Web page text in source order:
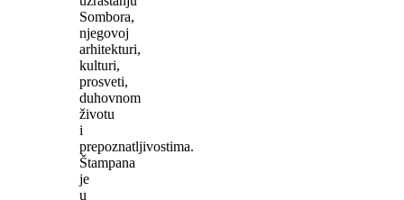
Sombora,
njegovoj
arhitekturi,
kulturi,
prosveti,
duhovnom
životu
i
prepoznatljivostima.
Štampana
je
u